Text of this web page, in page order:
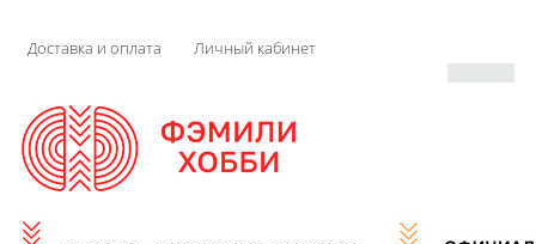
Доставка и оплата Личный кабинет